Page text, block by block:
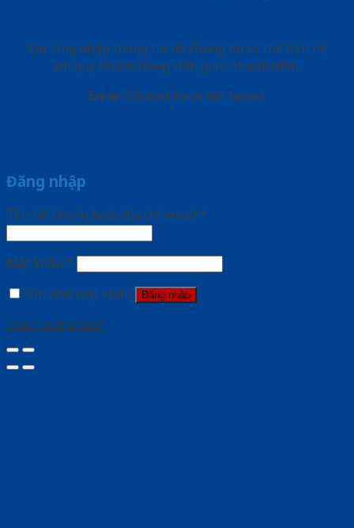
Vui lòng nhập thông tin để chúng tôi có thể liên hệ
với quý khách trong thời gian nhanh nhất.
Error: Contact form not found.
Đăng nhập
Tên tài khoản hoặc địa chỉ email *
Mật khẩu *
Ghi nhớ mật khẩu
Đăng nhập
Quên mật khẩu?